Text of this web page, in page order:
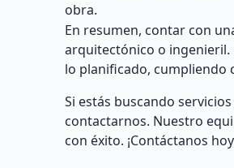
obra.
En resumen, contar con
arquitectónico o ingenieril.
lo planificado, cumpliendo
Si estás buscando
contactarnos. Nuestro
con éxito. ¡Contáctanos